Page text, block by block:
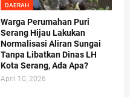
DAERAH
Warga Perumahan Puri
Serang Hijau Lakukan
Normalisasi Aliran Sungai
Tanpa Libatkan Dinas LH
Kota Serang, Ada Apa?
April 10, 2026